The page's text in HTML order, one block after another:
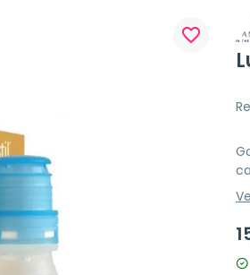
favorite_border